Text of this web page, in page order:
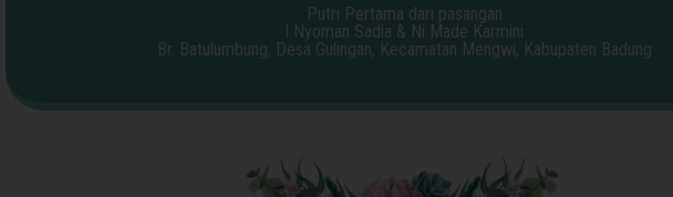
Putri Pertama dari pasangan
I Nyoman Sadia & Ni Made Karmini
Br. Batulumbung, Desa Gulingan, Kecamatan Mengwi, Kabupaten Badung